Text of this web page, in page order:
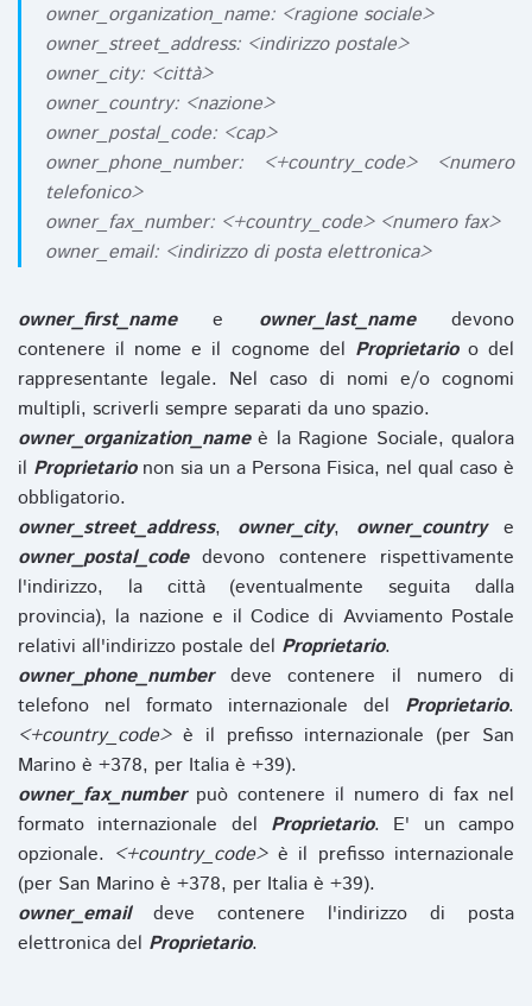
owner_organization_name: <ragione sociale>
owner_street_address: <indirizzo postale>
owner_city: <città>
owner_country: <nazione>
owner_postal_code: <cap>
owner_phone_number: <+country_code> <numero
telefonico>
owner_fax_number: <+country_code> <numero fax>
owner_email: <indirizzo di posta elettronica>
owner_first_namee owner_last_namedevono
contenere il nome e il cognome del Proprietarioo del
rappresentante legale. Nel caso di nomi e/o cognomi
multipli, scriverli sempre separati da uno spazio.
owner_organization_nameè la Ragione Sociale, qualora
il Proprietarionon sia un a Persona Fisica, nel qual caso è
obbligatorio.
owner_street_address, owner_city, owner_countrye
owner_postal_codedevono contenere rispettivamente
l'indirizzo, la città (eventualmente seguita dalla
provincia), la nazione e il Codice di Avviamento Postale
relativi all'indirizzo postale del Proprietario.
owner_phone_numberdeve contenere il numero di
telefono nel formato internazionale del Proprietario.
<+country_code>è il prefisso internazionale (per San
Marino è +378, per Italia è +39).
owner_fax_numberpuò contenere il numero di fax nel
formato internazionale del Proprietario. E' un campo
opzionale. <+country_code>è il prefisso internazionale
(per San Marino è +378, per Italia è +39).
owner_emaildeve contenere l'indirizzo di posta
elettronica del Proprietario.